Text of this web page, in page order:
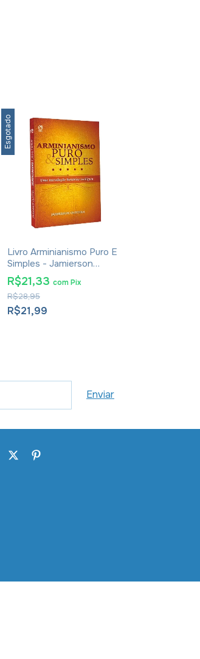
Esgotado
Livro Arminianismo Puro E
Simples - Jamierson
Oliveira
R$21,99
R$28,95
R$21,33 comPix